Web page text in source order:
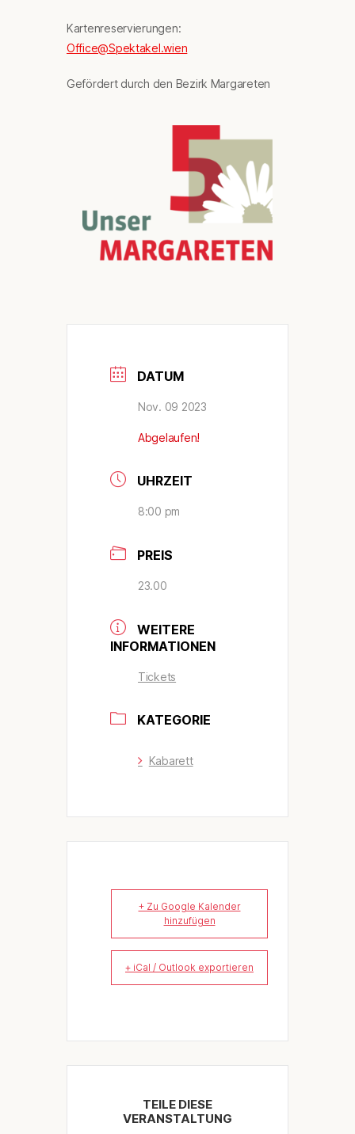
Kartenreservierungen:
Office@Spektakel.wien
Gefördert durch den Bezirk Margareten
DATUM
Nov. 09 2023
Abgelaufen!
UHRZEIT
8:00 pm
PREIS
23.00
WEITERE
INFORMATIONEN
Tickets
KATEGORIE
Kabarett
+ Zu Google Kalender
hinzufügen
+ iCal / Outlook exportieren
TEILE DIESE
VERANSTALTUNG